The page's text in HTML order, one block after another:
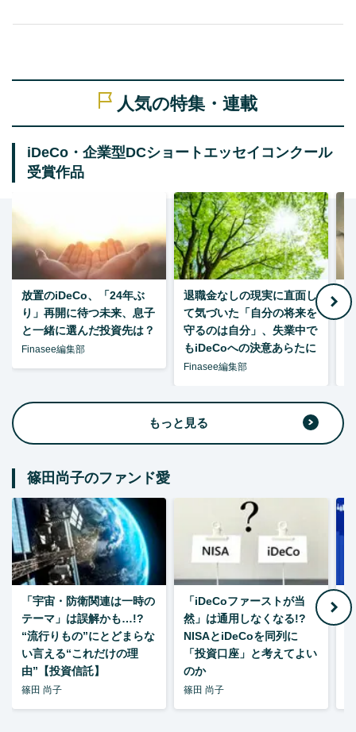
人気の特集・連載
iDeCo・企業型DCショートエッセイコンクール
受賞作品
放置のiDeCo、「24年ぶ
り」再開に待つ未来、息子
と一緒に選んだ投資先は？
Finasee編集部
退職金なしの現実に直面し
て気づいた「自分の将来を
守るのは自分」、失業中で
もiDeCoへの決意あらたに
Finasee編集部
もっと見る
篠田尚子のファンド愛
「宇宙・防衛関連は一時の
テーマ」は誤解かも…!?
“流行りもの”にとどまらな
い言える“これだけの理
由”【投資信託】
篠田 尚子
「iDeCoファーストが当
然」は通用しなくなる!?
NISAとiDeCoを同列に
「投資口座」と考えてよい
のか
篠田 尚子